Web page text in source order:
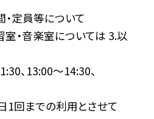
定員等について
室・音楽室については 3.以
、13:00〜14:30、
1回までの利用とさせて